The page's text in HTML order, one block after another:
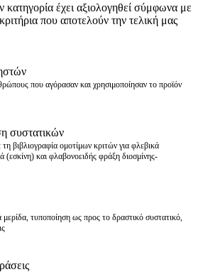
κατηγορία έχει αξιολογηθεί σύμφωνα με
που αποτελούν την τελική μας
που αγόρασαν και χρησιμοποίησαν το προϊόν
συστατικών
βιβλιογραφία ομοτίμων κριτών για φλεβικά
(εσκίνη) και φλαβονοειδής φράξη διοσμίνης-
τυποποίηση ως προς το δραστικό συστατικό,